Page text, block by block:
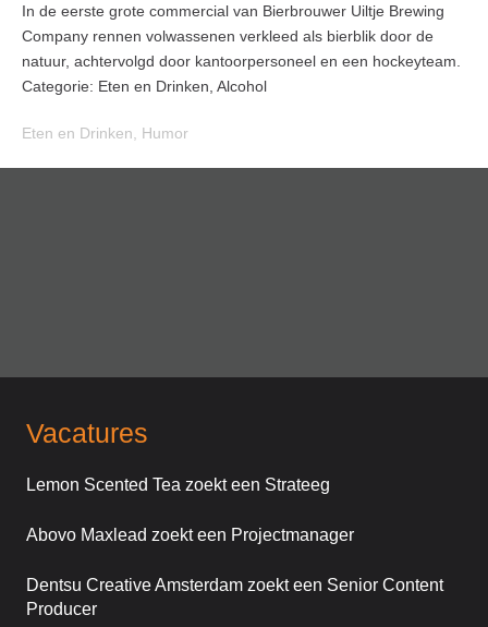
In de eerste grote commercial van Bierbrouwer Uiltje Brewing
Company rennen volwassenen verkleed als bierblik door de
natuur, achtervolgd door kantoorpersoneel en een hockeyteam.
Categorie: Eten en Drinken, Alcohol
Eten en Drinken Humor
Vacatures
Lemon Scented Tea zoekt een Strateeg
Abovo Maxlead zoekt een Projectmanager
Dentsu Creative Amsterdam zoekt een Senior Content
Producer